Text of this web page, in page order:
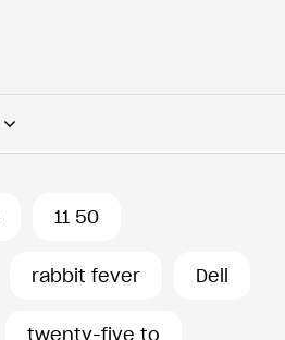
11 50
rabbit fever Dell
twenty-five to